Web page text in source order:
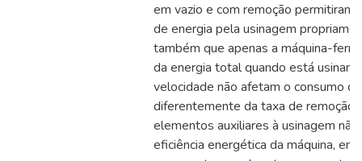
em vazio e com remoção permitiram
de energia pela usinagem
também que apenas a máquina-
da energia total quando está
velocidade não afetam o consumo
diferentemente da taxa de remoção
elementos auxiliares à usinagem
eficiência energética da máquina,